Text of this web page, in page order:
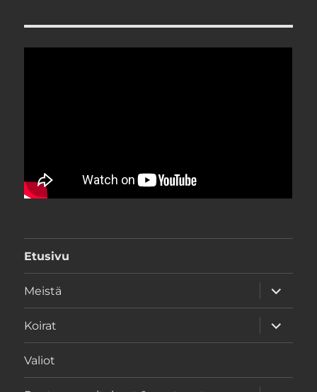
Etusivu
Meistä
näytä
Koirat
näytä
Valiot